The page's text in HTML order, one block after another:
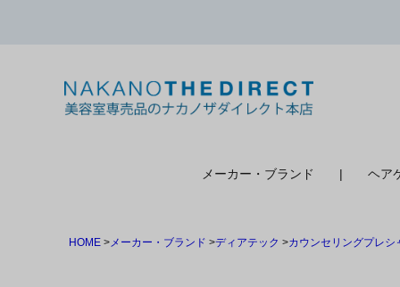
メーカー・ブランド ヘア
HOME メーカー・ブランド ディアテック カウンセリングプレシ